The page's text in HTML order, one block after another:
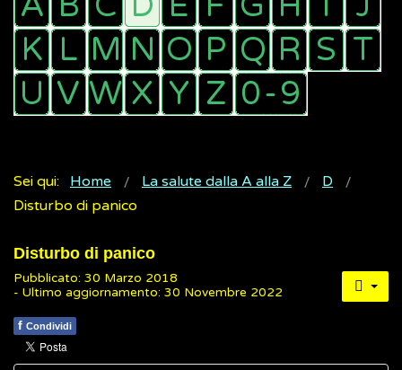
Sei qui: Home La salute dalla A alla Z
D
Disturbo di panico
Disturbo di panico
Pubblicato: 30 Marzo 2018
- Ultimo aggiornamento: 30 Novembre 2022
f Condividi